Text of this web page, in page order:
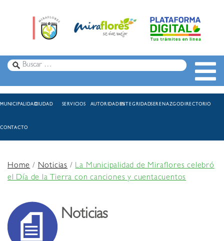
MUNICIPALIDADCIUDAD SERVICIOS AUTORIDADESINTEGRIDADSERENAZGODIRECTORIO
CONTACTO
Home/Noticias /La Municipalidad de Miraflores celebró
el Día de la Tierra con canciones y cuentacuentos
Noticias